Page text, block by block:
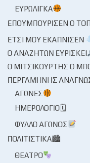
ΕΥΡΩΛΊΓΚΑ
ΕΠΟΥΜΠΟΎΡΙΣΕΝ Ο
ΈΤΣΙ ΜΟΥ ΕΚΆΠΝΙΣΕΝ
Ο ΑΝΑΖΗΤΏΝ ΕΥΡΊΣΚΕΙ
Ο ΜΙΤΣΙΚΟΥΡΤΉΣ Ο
ΠΕΡΓΑΜΗΝΉΣ
ΑΓΏΝΕΣ
ΗΜΕΡΟΛΌΓΙΟ🗓
ΦΎΛΛΟ ΑΓΏΝΟΣ
ΠΟΛΙΤΙΣΤΙΚΆ🏙
ΘΈΑΤΡΟ